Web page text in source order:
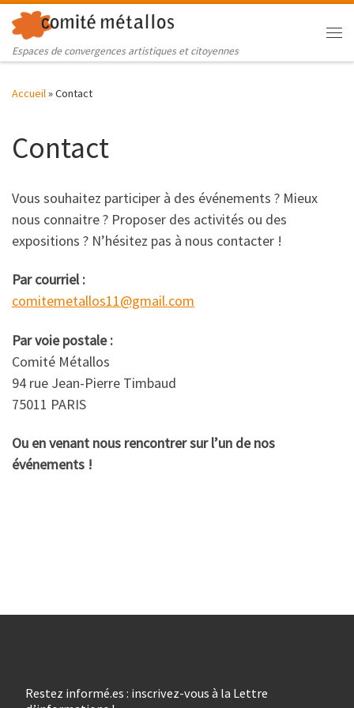
Skip to content
Espaces de convergences artistiques et citoyennes
Accueil»Contact
Contact
Vous souhaitez participer à des événements ? Mieux
nous connaitre ? Proposer des activités ou des
expositions ? N’hésitez pas à nous contacter !
Par courriel :
comitemetallos11@gmail.com
Par voie postale :
Comité Métallos
94 rue Jean-Pierre Timbaud
75011 PARIS
Ou en venant nous rencontrer sur l’un de nos
événements !
Restez informé.es : inscrivez-vous à la Lettre